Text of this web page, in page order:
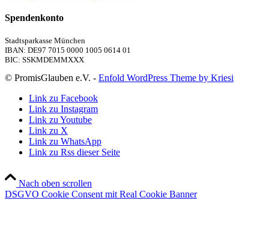
Spendenkonto
Stadtsparkasse München
IBAN: DE97 7015 0000 1005 0614 01
BIC: SSKMDEMMXXX
© PromisGlauben e.V. - Enfold WordPress Theme by Kriesi
Link zu Facebook
Link zu Instagram
Link zu Youtube
Link zu X
Link zu WhatsApp
Link zu Rss dieser Seite
Nach oben scrollen
DSGVO Cookie Consent mit Real Cookie Banner